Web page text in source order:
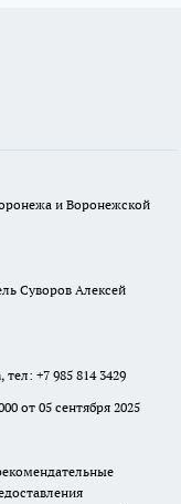
и Воронежской
Суворов Алексей
+7 985 814 3429
от 05 сентября 2025